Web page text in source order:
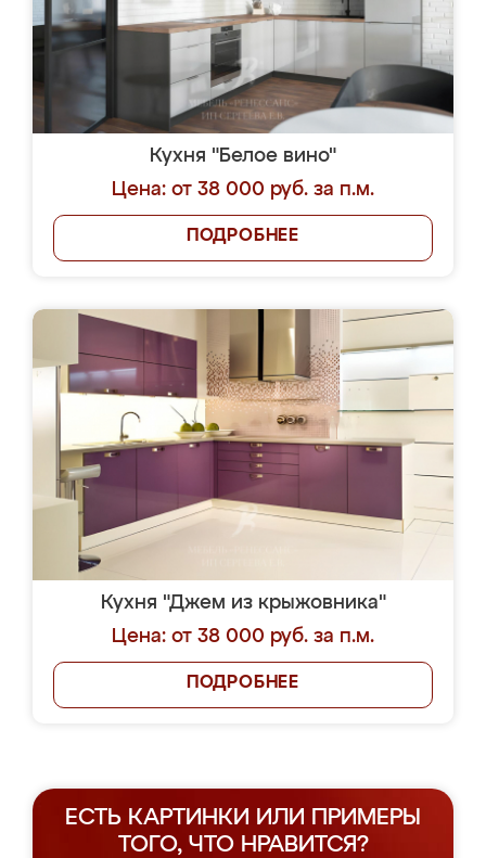
Кухня "Белое вино"
Цена: от 38 000 руб. за п.м.
ПОДРОБНЕЕ
Кухня "Джем из крыжовника"
Цена: от 38 000 руб. за п.м.
ПОДРОБНЕЕ
ЕСТЬ КАРТИНКИ ИЛИ ПРИМЕРЫ
ТОГО, ЧТО НРАВИТСЯ?